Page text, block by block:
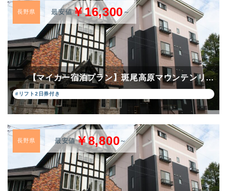
長野県 最安値￥16,300～
【マイカー宿泊プラン】斑尾高原マウンテンリ…
#リフト2日券付き
長野県 最安値￥8,800～